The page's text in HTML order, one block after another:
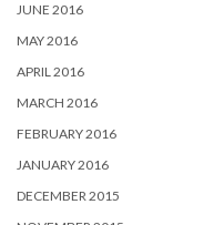
JUNE 2016
MAY 2016
APRIL 2016
MARCH 2016
FEBRUARY 2016
JANUARY 2016
DECEMBER 2015